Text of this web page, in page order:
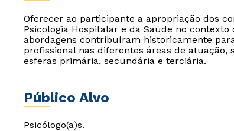
Oferecer ao participante a apropriação dos
Psicologia Hospitalar e da Saúde no
abordagens contribuíram historicamente
profissional nas diferentes áreas de
esferas primária, secundária e terciária.
Público Alvo
Psicólogo(a)s.